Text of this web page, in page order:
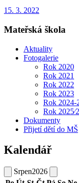
15. 3. 2022
Mateřská škola
Aktuality
Fotogalerie
Rok 2020
Rok 2021
Rok 2022
Rok 2023
Rok 2024-
Rok
Dokumenty
Přijetí dětí do MŠ
Kalendář
Srpen2026